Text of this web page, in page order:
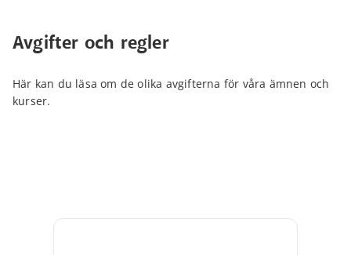
Avgifter och regler
Här kan du läsa om de olika avgifterna för våra ämnen och
kurser.